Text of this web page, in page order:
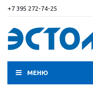
+7 395 272-74-25
МЕНЮ